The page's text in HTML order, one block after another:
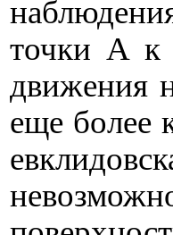
точки А к
движения
еще более